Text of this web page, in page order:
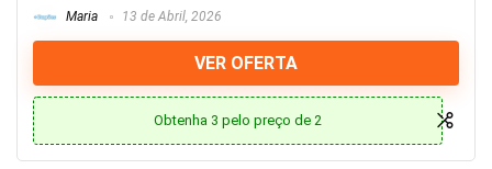
Maria 13 de Abril, 2026
VER OFERTA
Obtenha 3 pelo preço de 2